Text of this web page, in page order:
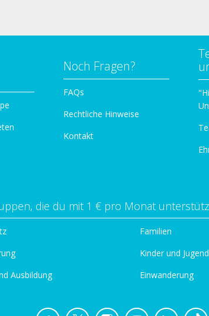
Noch Fragen?
FAQs
Rechtliche Hinweise
Kontakt
die du mit 1 € pro Monat
Ausbildung
Familien
Kinder und Jugend
Einwanderung